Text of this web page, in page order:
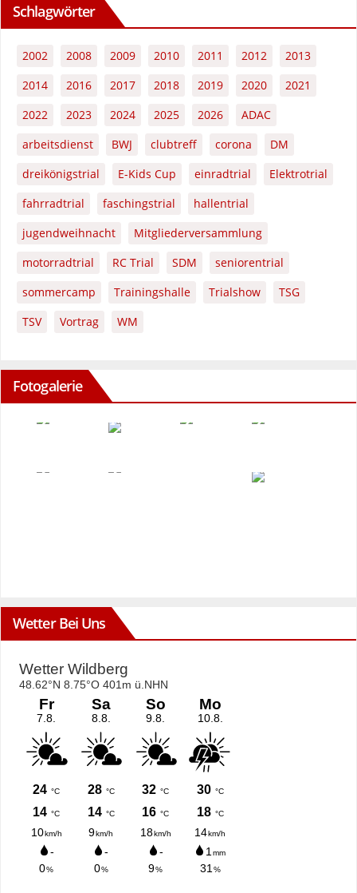
Schlagwörter
2002 2008 2009 2010 2011 2012
2013
2014
2016 2017 2018 2019 2020
2021
2022
2023 2024 2025 2026
ADAC
arbeitsdienst
BWJ clubtreff corona
DM
dreikönigstrial
E-Kids Cup einradtrial
Elektrotrial
fahrradtrial
faschingstrial
hallentrial
jugendweihnacht
Mitgliederversammlung
motorradtrial
RC Trial SDM
seniorentrial
sommercamp
Trainingshalle Trialshow
TSG
TSV
Vortrag WM
Fotogalerie
Wetter Bei Uns